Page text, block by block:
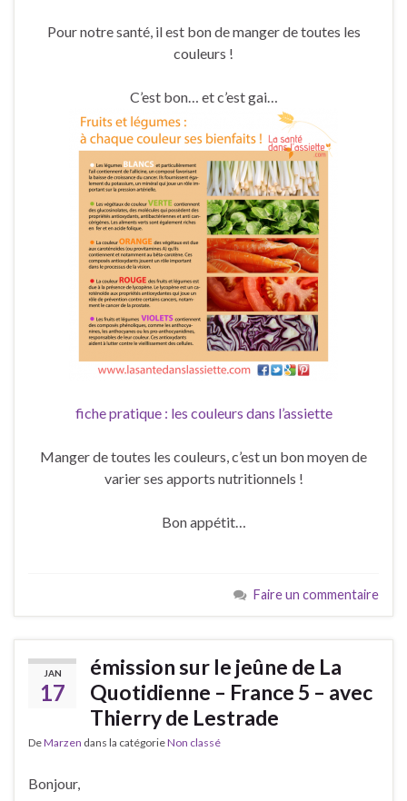
Pour notre santé, il est bon de manger de toutes les
couleurs !
C’est bon… et c’est gai…
fiche pratique : les couleurs dans l’assiette
Manger de toutes les couleurs, c’est un bon moyen de
varier ses apports nutritionnels !
Bon appétit…
Faire un commentaire
JAN
17
émission sur le jeûne de La
Quotidienne – France 5 – avec
Thierry de Lestrade
DeMarzen dans la catégorieNon classé
Bonjour,